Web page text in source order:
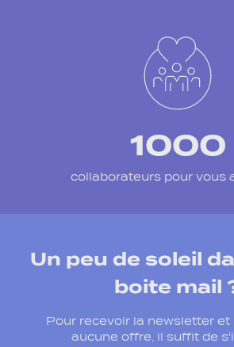
1000
collaborateurs pour vous
Un peu de soleil
boite mail
Pour recevoir la newsletter et
aucune offre, il suffit de